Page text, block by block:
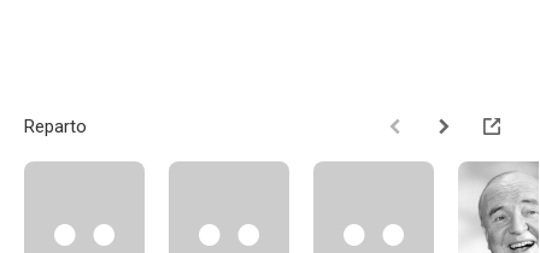
Reparto